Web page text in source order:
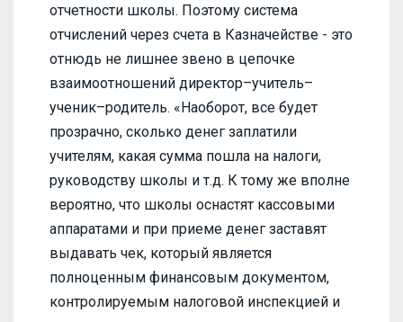
отчетности школы. Поэтому система
отчислений через счета в Казначействе - это
отнюдь не лишнее звено в цепочке
взаимоотношений директор–учитель–
ученик–родитель. «Наоборот, все будет
прозрачно, сколько денег заплатили
учителям, какая сумма пошла на налоги,
руководству школы и т.д. К тому же вполне
вероятно, что школы оснастят кассовыми
аппаратами и при приеме денег заставят
выдавать чек, который является
полноценным финансовым документом,
контролируемым налоговой инспекцией и